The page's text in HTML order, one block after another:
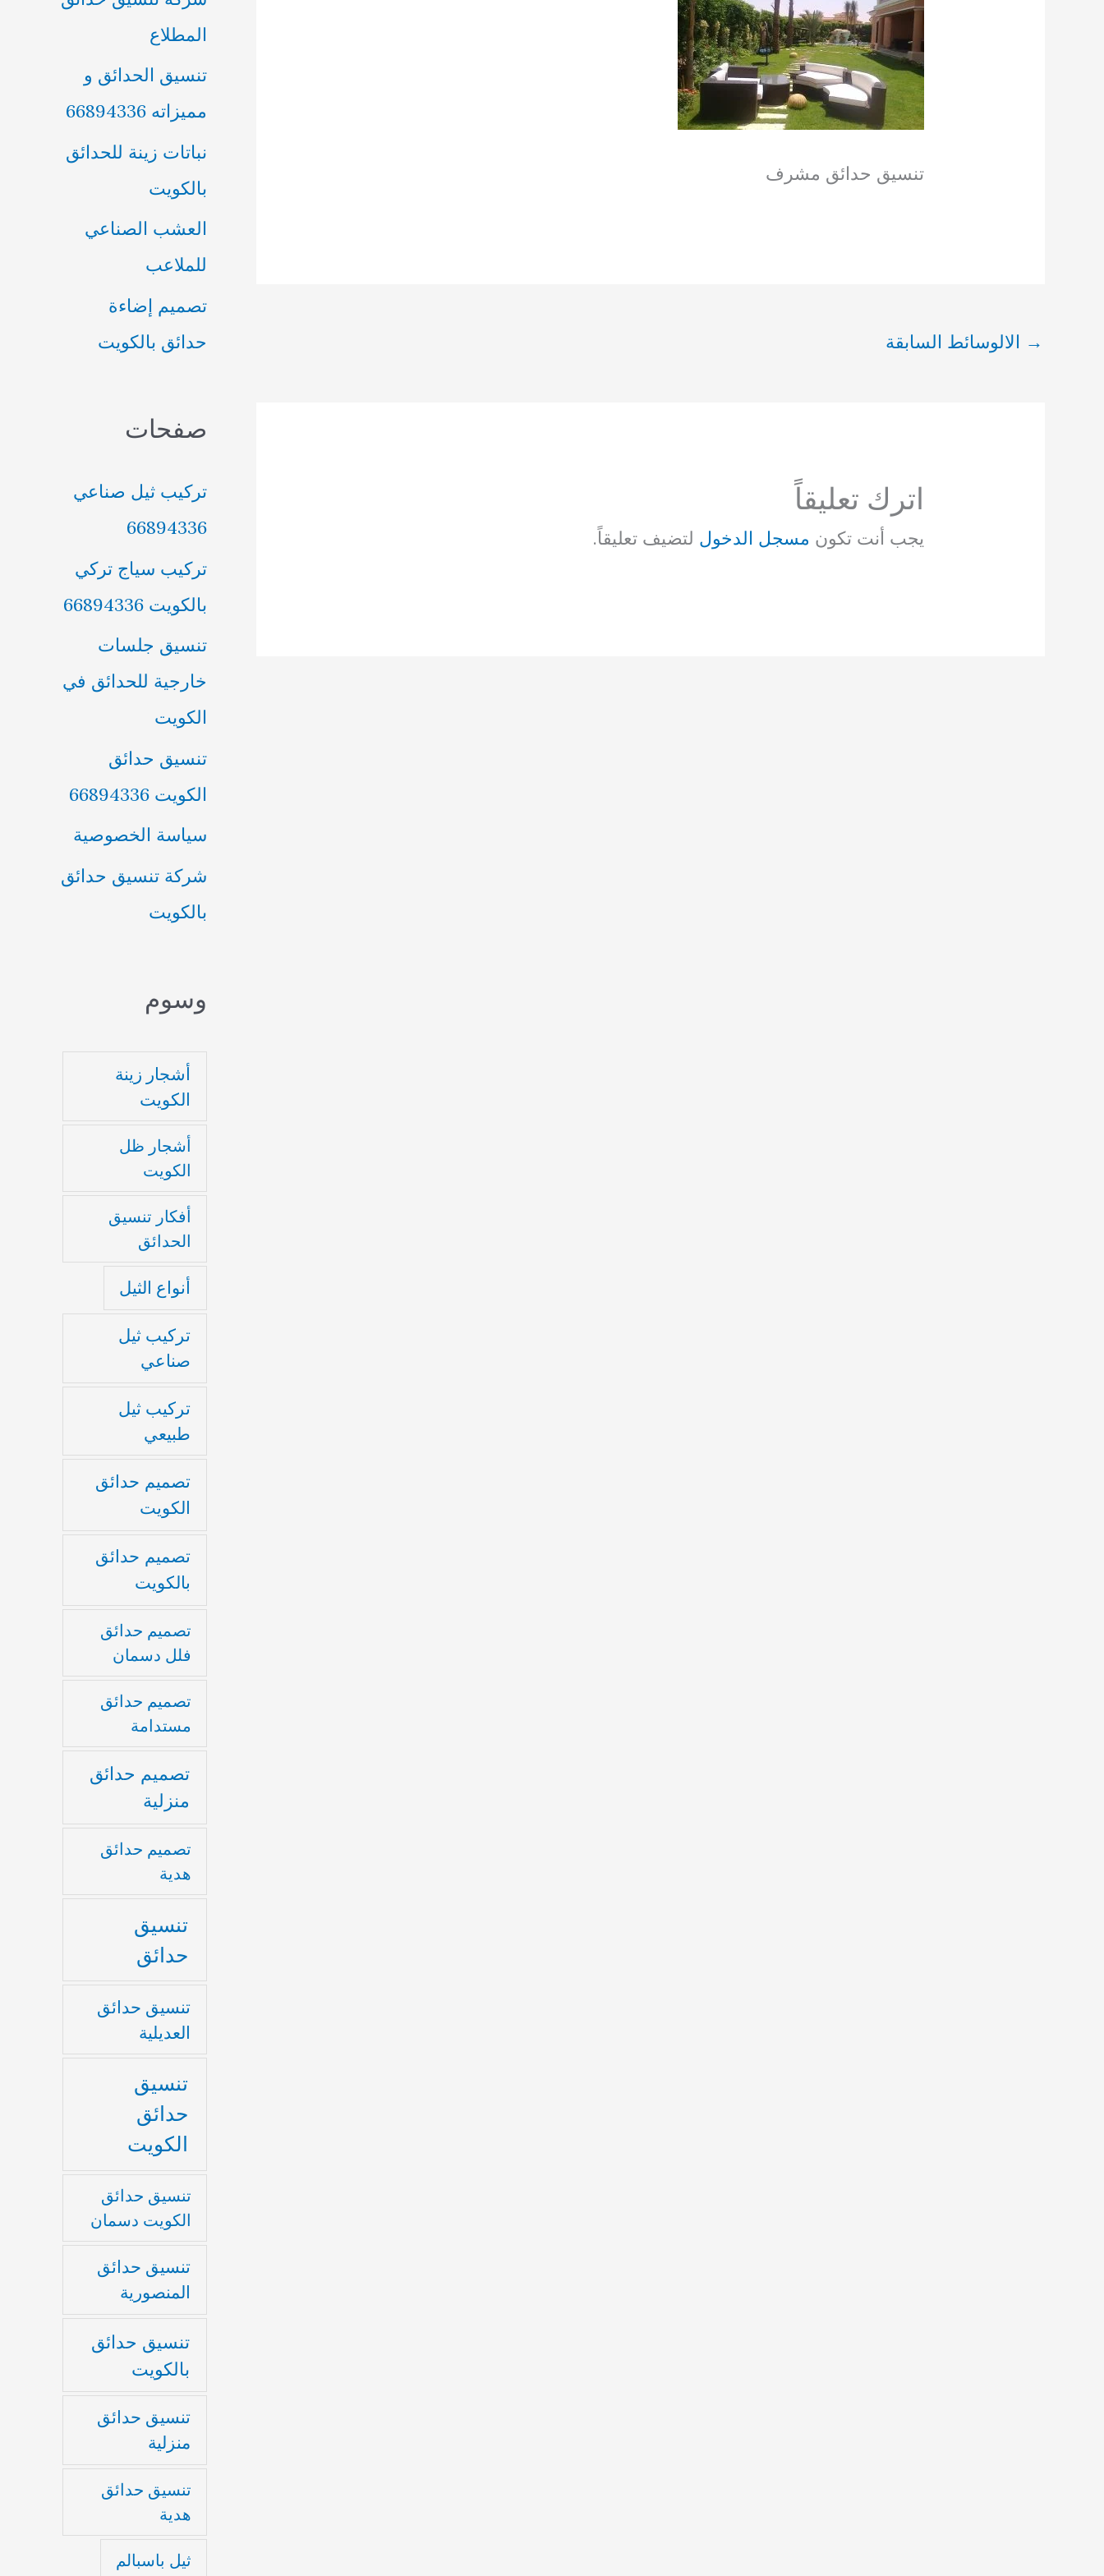
تنسيق حدائق مشرف
→ الالوسائط السابقة
اترك تعليقاً
يجب أنت تكون مسجل الدخول لتضيف تعليقاً.
ن
:
المطلاع
تنسيق الحدائق و
مميزاته 66894336
نباتات زينة للحدائق
بالكويت
العشب الصناعي
للملاعب
تصميم إضاءة
حدائق بالكويت
صفحات
تركيب ثيل صناعي
66894336
تركيب سياج تركي
بالكويت 66894336
تنسيق جلسات
خارجية للحدائق في
الكويت
تنسيق حدائق
الكويت 66894336
سياسة الخصوصية
شركة تنسيق حدائق
بالكويت
وسوم
أشجار زينة
الكويت
أشجار ظل
الكويت
أفكار تنسيق
الحدائق
أنواع الثيل
تركيب ثيل
صناعي
تركيب ثيل
طبيعي
تصميم حدائق
الكويت
تصميم حدائق
بالكويت
تصميم حدائق
فلل دسمان
تصميم حدائق
مستدامة
تصميم حدائق
منزلية
تصميم حدائق
هدية
تنسيق
حدائق
تنسيق حدائق
العديلية
تنسيق
حدائق
الكويت
تنسيق حدائق
الكويت دسمان
تنسيق حدائق
المنصورية
تنسيق حدائق
بالكويت
تنسيق حدائق
منزلية
تنسيق حدائق
هدية
ثيل باسبالم